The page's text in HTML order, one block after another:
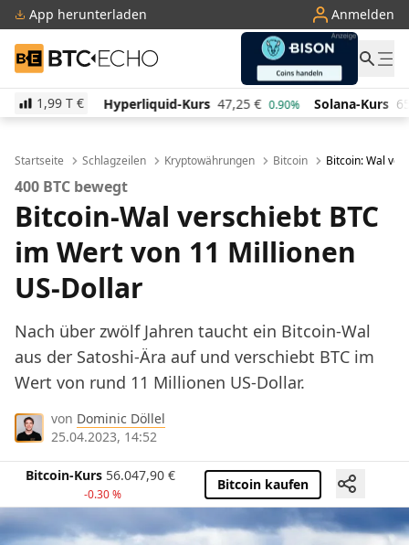
App herunterladen Anmelden
BTC-ECHO
1,99 T €
Hyperliquid-Kurs 47,25 € 0.90% Solana-Kurs 65,87 € 1.90%
Startseite Schlagzeilen Kryptowährungen Bitcoin Bitcoin: Wal
400 BTC bewegt
Bitcoin-Wal verschiebt BTC
im Wert von 11 Millionen
US-Dollar
Nach über zwölf Jahren taucht ein Bitcoin-Wal
aus der Satoshi-Ära auf und verschiebt BTC im
Wert von rund 11 Millionen US-Dollar.
von Dominic Döllel
25.04.2023, 14:52
Bitcoin-Kurs 56.047,90 €
-0.30 %
Bitcoin kaufen